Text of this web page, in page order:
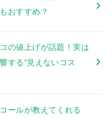
おすすめ？
の値上げが話題！実は
する“見えないコス
ールが教えてくれる